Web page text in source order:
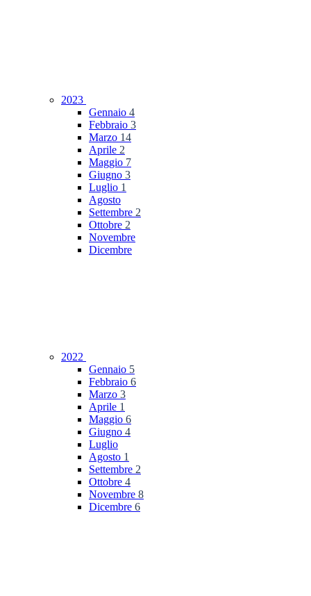
2023
Gennaio 4
Febbraio 3
Marzo 14
Aprile 2
Maggio 7
Giugno 3
Luglio 1
Agosto
Settembre 2
Ottobre 2
Novembre
Dicembre
2022
Gennaio 5
Febbraio 6
Marzo 3
Aprile 1
Maggio 6
Giugno 4
Luglio
Agosto 1
Settembre 2
Ottobre 4
Novembre 8
Dicembre 6